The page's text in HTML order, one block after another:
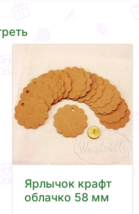
Ярлычок крафт
облачко 58 мм